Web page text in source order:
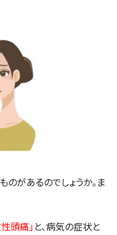
があるのでしょうか。ま
頭痛」 と、病気の症状と